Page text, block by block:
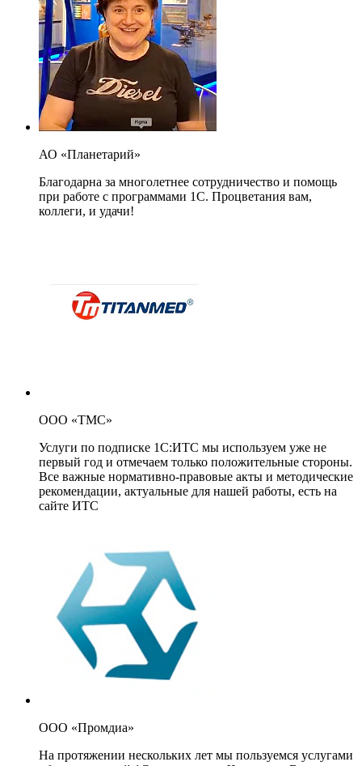
АО «Планетарий»
Благодарна за многолетнее сотрудничество и помощь
при работе с программами 1С. Процветания вам,
коллеги, и удачи!
ООО «ТМС»
Услуги по подписке 1С:ИТС мы используем уже не
первый год и отмечаем только положительные стороны.
Все важные нормативно-правовые акты и методические
рекомендации, актуальные для нашей работы, есть на
сайте ИТС
ООО «Промдиа»
На протяжении нескольких лет мы пользуемся услугами